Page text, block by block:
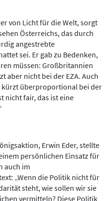
von Licht für die Welt, sorgt
Österreichs, das durch
angestrebte
sei. Er gab zu Bedenken,
müssen: Großbritannien
aber nicht bei der EZA. Auch
kürzt überproportional bei der
nicht fair, das ist eine
Erwin Eder, stellte
persönlichen Einsatz für
auch im
„Wenn die Politik nicht für
steht, wie sollen wir sie
vermitteln? Diese Politik